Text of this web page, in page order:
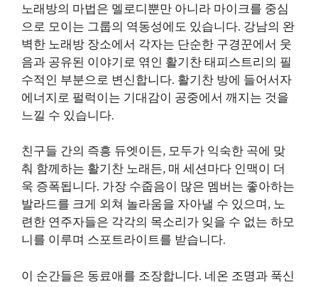
노래방의 마법은 멜로디뿐만 아니라 마이크를 중심
으로 모이는 그룹의 역동성에도 있습니다. 강남의 완
벽한 노래방 장소에서 각자는 단순한 구경꾼에서 웃
음과 공유된 이야기로 엮인 활기찬 태피스트리의 필
수적인 부분으로 변신합니다. 활기찬 방에 들어서자
에너지로 펄럭이는 기대감이 공중에서 깨지는 것을
느낄 수 있습니다.
친구들 간의 즉흥 듀엣이든, 모두가 익숙한 곡에 맞
춰 함께하는 활기찬 노래든, 매 세션마다 인맥이 더
욱 증폭됩니다. 가장 수줍음이 많은 멤버는 좋아하는
발라드를 크게 외쳐 놀라움을 자아낼 수 있으며, 노
련한 연주자들은 각각의 목소리가 잊을 수 없는 하모
니를 이루며 스포트라이트를 받습니다.
이 순간들은 동료애를 조장합니다. 네온 조명과 푹신